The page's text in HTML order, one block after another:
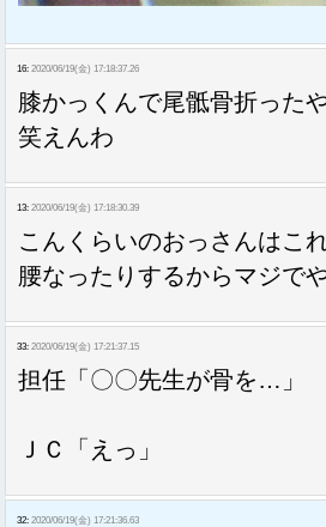
16: 2020/06/19(金) 17:18:37.26
膝かっくんで尾骶骨折った
笑えんわ
13: 2020/06/19(金) 17:18:30.39
こんくらいのおっさんはこ
腰なったりするからマジで
33: 2020/06/19(金) 17:21:37.15
担任「〇〇先生が骨を…」
ＪＣ「えっ」
32: 2020/06/19(金) 17:21:36.63